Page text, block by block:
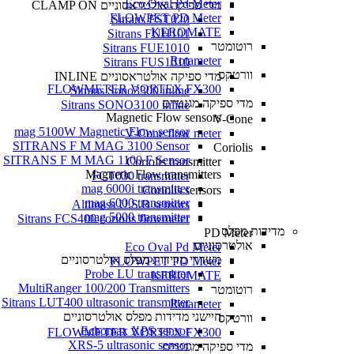
מדי ספיקה אולטראסוניים CLAMP ON
Sitrans FST020
Sitrans FUH101
Sitrans FUE1010
Sitrans FUS1010
מדי ספיקה אולטראסוניים INLINE
Sitrans Sono3300 inline
Sitrans SONO3100 inline
V-Cone
V-Cone flow meter
Coriolis
Coriolis transmitter
FCT030 transmitter
Coriolis sensors
Altimass U.S.B sensors
Sitrans FCS400 coriolis flowmeter
PD Meter
Eco Oval Pd Meter
FLOWPET PD Meter
KEROMATE
רוטומטר
Rotameter
וורטקס
FLOWMETER VORTEX FX300
מדי ספיקה מגנטיים
Eco Oval Pd Meter
FLOWPET PD Meter
KEROMATE
רוטומטר
Rotameter
וורטקס
FLOWMETER VORTEX FX300
מדי ספיקה מגנטיים
Magnetic Flow sensors
mag 5100W Magnetic Flow sensor
SITRANS F M MAG 3100 Sensor
SITRANS F M MAG 1100 F Sensor
Magnetic Flow transmitters
mag 6000i transmitter
mag 6000 transmitter
mag 5000 transmitter
מדידות מפלס
אולטרסוניים
משדרי מדידות מפלס אולטרסוניים
Probe LU transmitter
MultiRanger 100/200 Transmitters
Sitrans LUT400 ultrasonic transmitter
חיישני מדידות מפלס אולטרסוניים
Echomax XPS sensor
XRS-5 ultrasonic sensor